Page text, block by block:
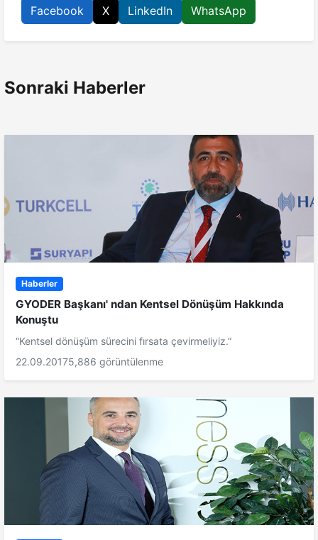
Facebook X LinkedIn WhatsApp
Sonraki Haberler
Haberler
GYODER Başkanı' ndan Kentsel Dönüşüm Hakkında
Konuştu
“Kentsel dönüşüm sürecini fırsata çevirmeliyiz.”
22.09.20175,886 görüntülenme